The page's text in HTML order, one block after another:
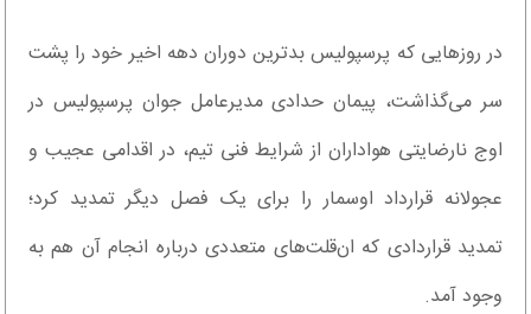
در روزهایی که پرسپولیس بدترین دوران دهه اخیر خود را پشت
سر می‌گذاشت، پیمان حدادی مدیرعامل جوان پرسپولیس در
اوج نارضایتی هواداران از شرایط فنی تیم، در اقدامی عجیب و
عجولانه قرارداد اوسمار را برای یک فصل دیگر تمدید کرد؛
تمدید قراردادی که ان‌قلت‌های متعددی درباره انجام آن هم به
وجود آمد.